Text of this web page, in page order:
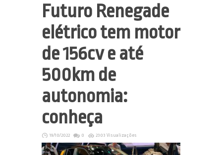
Futuro Renegade
elétrico tem motor
de 156cv e até
500km de
autonomia:
conheça
19/10/2022 0 2303 Visualizações